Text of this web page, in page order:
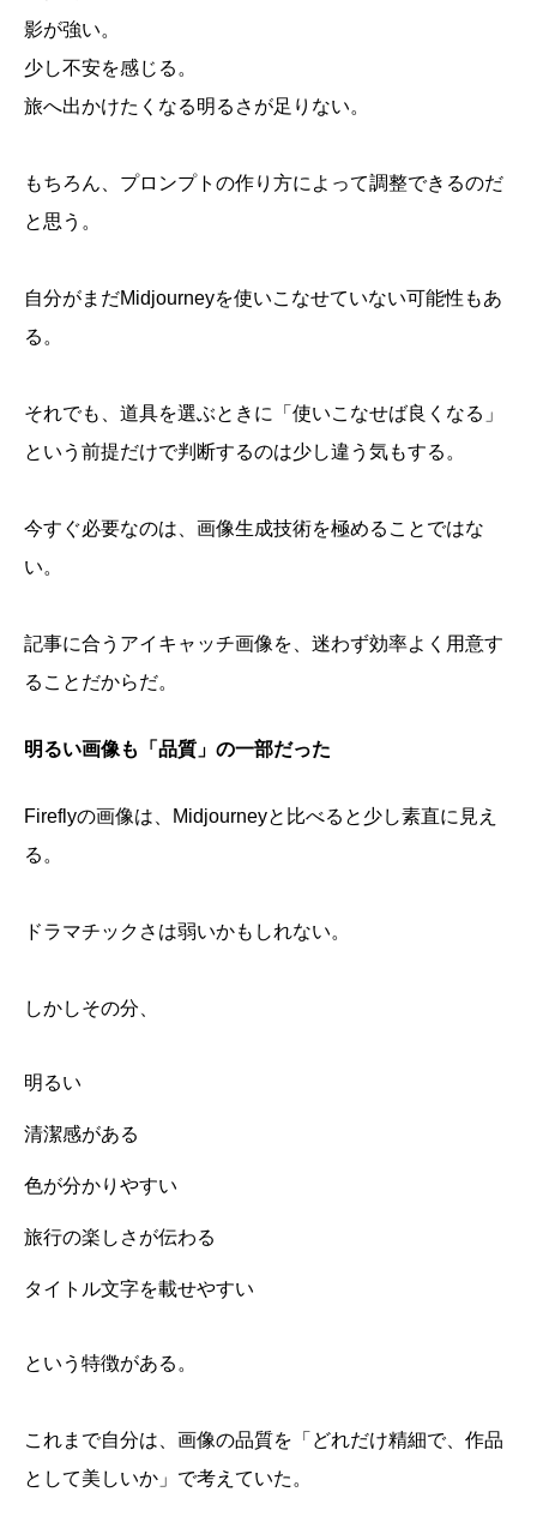
影が強い。
少し不安を感じる。
旅へ出かけたくなる明るさが足りない。
もちろん、プロンプトの作り方によって調整できるのだ
と思う。
自分がまだMidjourneyを使いこなせていない可能性もあ
る。
それでも、道具を選ぶときに「使いこなせば良くなる」
という前提だけで判断するのは少し違う気もする。
今すぐ必要なのは、画像生成技術を極めることではな
い。
記事に合うアイキャッチ画像を、迷わず効率よく用意す
ることだからだ。
明るい画像も「品質」の一部だった
Fireflyの画像は、Midjourneyと比べると少し素直に見え
る。
ドラマチックさは弱いかもしれない。
しかしその分、
明るい
清潔感がある
色が分かりやすい
旅行の楽しさが伝わる
タイトル文字を載せやすい
という特徴がある。
これまで自分は、画像の品質を「どれだけ精細で、作品
として美しいか」で考えていた。